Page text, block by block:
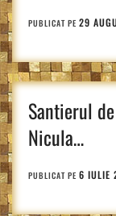
PUBLICAT PE 29
Santierul
Nicula…
PUBLICAT PE 6 IULIE